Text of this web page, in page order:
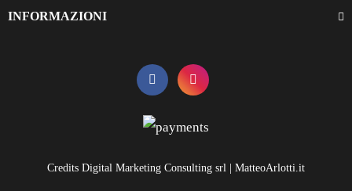
INFORMAZIONI
Credits Digital Marketing Consulting srl | MatteoArlotti.it